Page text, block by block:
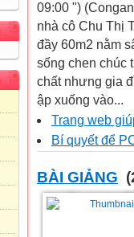
09:00 ")
nhà cô Chu Thị
đầy 60m2 nằm
sống chen chúc
chất nhưng gia
ập xuống vào...
Trang web
Bí quyết để
BÀI GIẢNG